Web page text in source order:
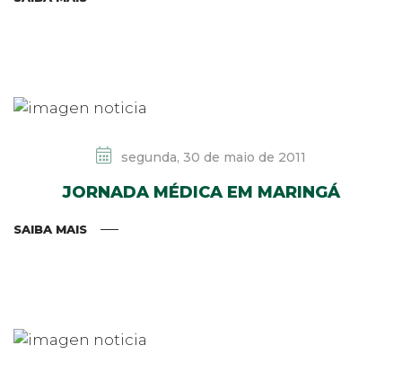
segunda, 30 de maio de 2011
JORNADA MÉDICA EM MARINGÁ
SAIBA MAIS